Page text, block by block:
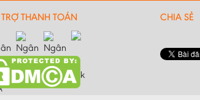
THANH TOÁN CHIA SẺ